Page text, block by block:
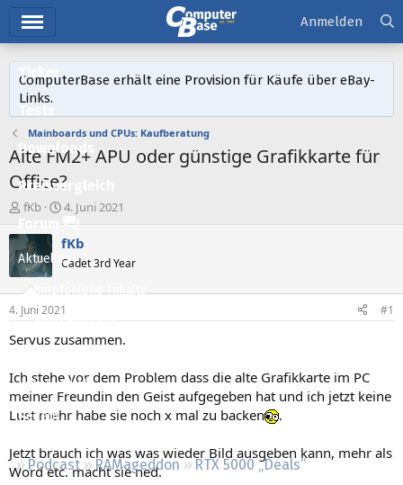
Ticker
Downloads
Preisvergleich
Forum
Aktuelles
Empfohlene Inhalte
Neue Beiträge
Leserartikel
Regeln
Podcast RAMageddon
RTX 5000 „Deals“
Anmelden
ComputerBase erhält eine Provision für Käufe über eBay-
Links.
Mainboards und CPUs: Kaufberatung
Alte FM2+ APU oder günstige Grafikkarte für
Office?
E
r
s
t
e
e
r
fKb
E
r
s
e
l
t
a
4. Juni 2021
fKb
Cadet 3rd Year
4. Juni 2021 #1
Servus zusammen.
Ich stehe vor dem Problem dass die alte Grafikkarte im PC
meiner Freundin den Geist aufgegeben hat und ich jetzt keine
Lust mehr habe sie noch x mal zu backen
.
Jetzt brauch ich was was wieder Bild ausgeben kann, mehr als
Word etc. macht sie ned.